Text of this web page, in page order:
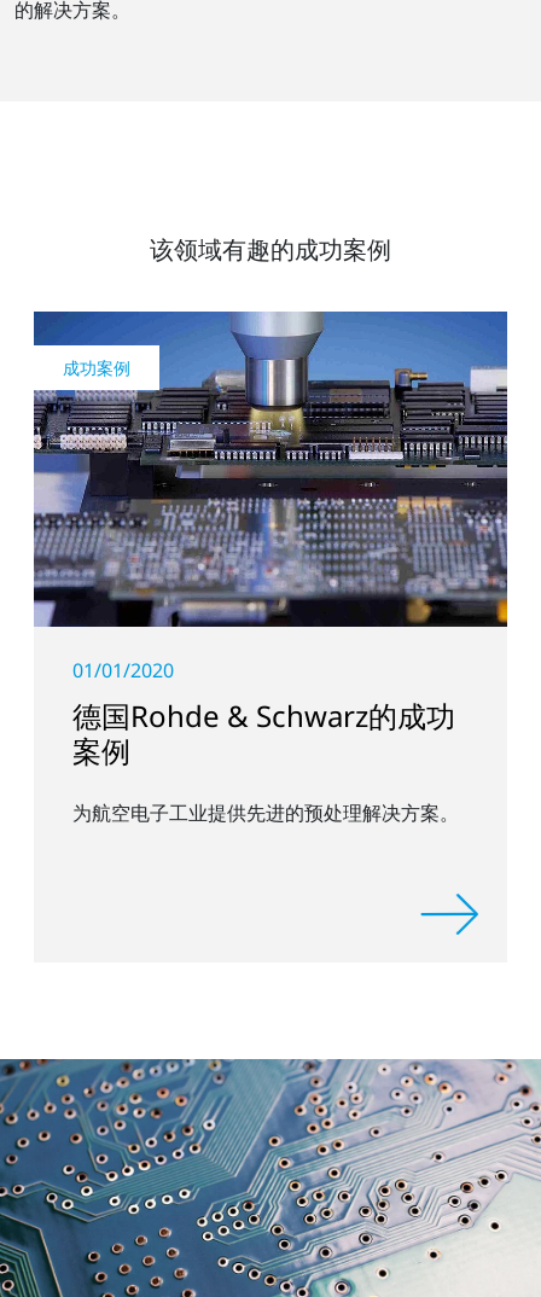
的解决方案。
该领域有趣的成功案例
成功案例
01/01/2020
德国Rohde & Schwarz的成功
案例
为航空电子工业提供先进的预处理解决方案。